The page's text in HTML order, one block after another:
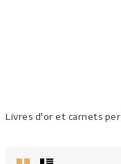
Livres d'or et carnets